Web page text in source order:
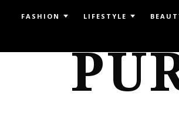
FASHION LIFESTYLE